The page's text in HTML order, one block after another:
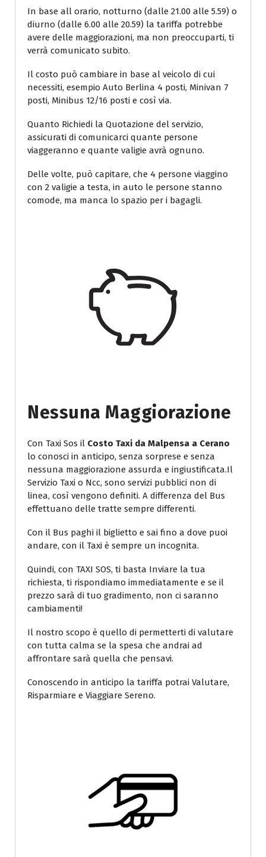
In base all orario, notturno (dalle 21.00 alle 5.59) o
diurno (dalle 6.00 alle 20.59) la tariffa potrebbe
avere delle maggiorazioni, ma non preoccuparti, ti
verrà comunicato subito.
Il costo può cambiare in base al veicolo di cui
necessiti, esempio Auto Berlina 4 posti, Minivan 7
posti, Minibus 12/16 posti e così via.
Quanto Richiedi la Quotazione del servizio,
assicurati di comunicarci quante persone
viaggeranno e quante valigie avrà ognuno.
Delle volte, può capitare, che 4 persone viaggino
con 2 valigie a testa, in auto le persone stanno
comode, ma manca lo spazio per i bagagli.
Nessuna Maggiorazione
Con Taxi Sos il Costo Taxi da Malpensa a Cerano
lo conosci in anticipo, senza sorprese e senza
nessuna maggiorazione assurda e ingiustificata.Il
Servizio Taxi o Ncc, sono servizi pubblici non di
linea, così vengono definiti. A differenza del Bus
effettuano delle tratte sempre differenti.
Con il Bus paghi il biglietto e sai fino a dove puoi
andare, con il Taxi è sempre un incognita.
Quindi, con TAXI SOS, ti basta Inviare la tua
richiesta, ti rispondiamo immediatamente e se il
prezzo sarà di tuo gradimento, non ci saranno
cambiamenti!
Il nostro scopo è quello di permetterti di valutare
con tutta calma se la spesa che andrai ad
affrontare sarà quella che pensavi.
Conoscendo in anticipo la tariffa potrai Valutare,
Risparmiare e Viaggiare Sereno.